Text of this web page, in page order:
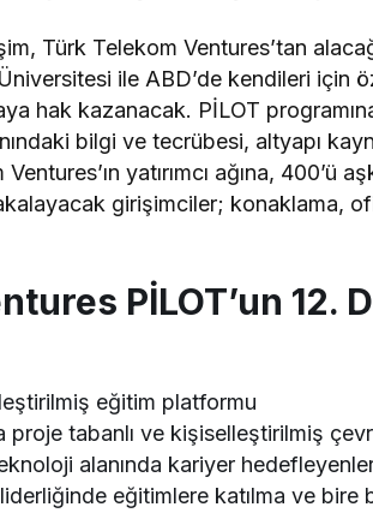
Türk Telekom Ventures’tan
ile ABD’de kendileri için
hak kazanacak. PİLOT
bilgi ve tecrübesi, altyapı
yatırımcı ağına, 400’ü
girişimciler; konaklama,
PİLOT’un 12.
eğitim platformu
proje tabanlı ve kişiselleştirilmiş
alanında kariyer
eğitimlere katılma ve bire